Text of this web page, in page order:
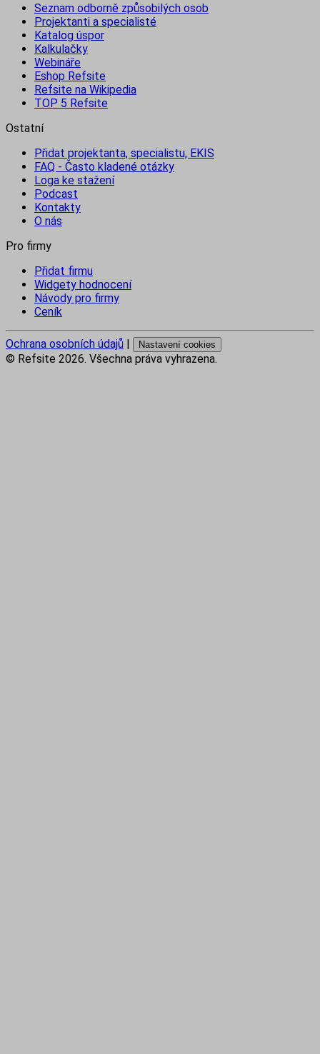
Seznam odborně způsobilých osob
Projektanti a specialisté
Katalog úspor
Kalkulačky
Webináře
Eshop Refsite
Refsite na Wikipedia
TOP 5 Refsite
Ostatní
Přidat projektanta, specialistu, EKIS
FAQ - Často kladené otázky
Loga ke stažení
Podcast
Kontakty
O nás
Pro firmy
Přidat firmu
Widgety hodnocení
Návody pro firmy
Ceník
Ochrana osobních údajů | Nastavení cookies
© Refsite 2026. Všechna práva vyhrazena.